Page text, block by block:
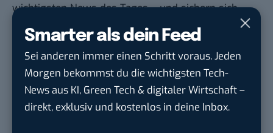
Smarter als dein Feed
Sei anderen immer einen Schritt voraus. Jeden
Morgen bekommst du die wichtigsten Tech-
News aus KI, Green Tech & digitaler Wirtschaft –
direkt, exklusiv und kostenlos in deine Inbox.
wichtigsten News des Tages – und sichern sich
damit ihren Vorsprung.
Hier kannst du dich
kostenlos anmelden.
STELLENANZEIGEN
Social Media Content Creator (m/w/d)